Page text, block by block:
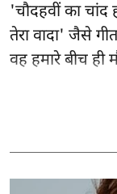
'चौदहवीं का
तेरा वादा' जैसे
वह हमारे बीच ही